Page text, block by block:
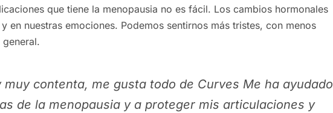
que tiene la menopausia no es fácil. Los cambios hormonales
en nuestras emociones. Podemos sentirnos más tristes, con menos
muy contenta, me gusta todo de Curves Me ha ayudado
de la menopausia y a proteger mis articulaciones y